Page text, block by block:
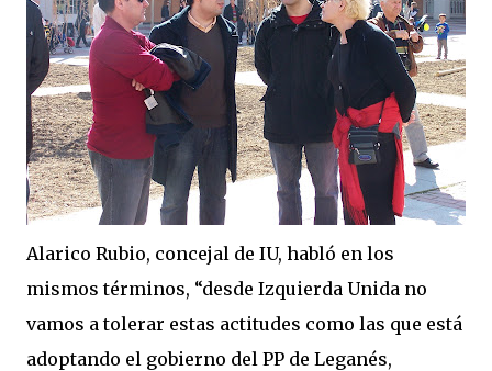
Alarico Rubio, concejal de IU, habló en los
mismos términos, “desde Izquierda Unida no
vamos a tolerar estas actitudes como las que está
adoptando el gobierno del PP de Leganés,